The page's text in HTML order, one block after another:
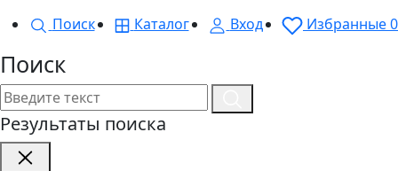
Поиск
Каталог Вход Избранные0
Поиск
Результаты поиска